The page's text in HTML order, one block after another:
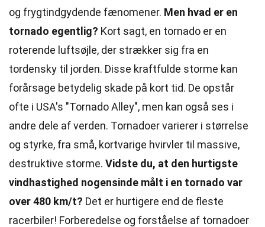
og frygtindgydende fænomener. Men hvad er en
tornado egentlig? Kort sagt, en tornado er en
roterende luftsøjle, der strækker sig fra en
tordensky til jorden. Disse kraftfulde storme kan
forårsage betydelig skade på kort tid. De opstår
ofte i USA's "Tornado Alley", men kan også ses i
andre dele af verden. Tornadoer varierer i størrelse
og styrke, fra små, kortvarige hvirvler til massive,
destruktive storme. Vidste du, at den hurtigste
vindhastighed nogensinde målt i en tornado var
over 480 km/t? Det er hurtigere end de fleste
racerbiler! Forberedelse og forståelse af tornadoer